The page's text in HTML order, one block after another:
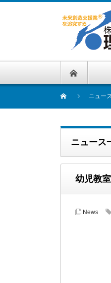
ニュー
ニュース
幼児教
News